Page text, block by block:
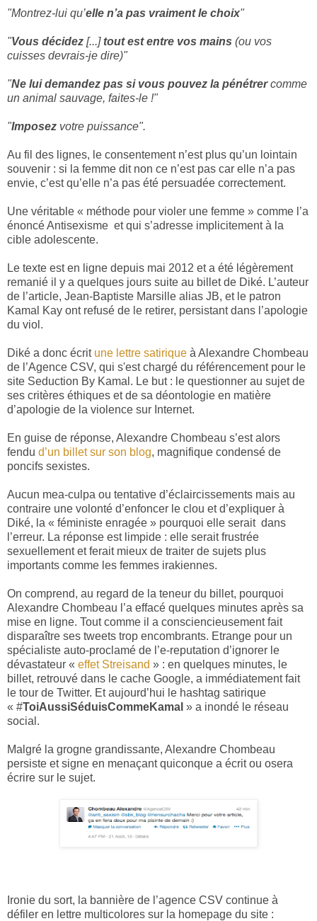
"Montrez-lui qu’elle n’a pas vraiment le choix"
"Vous décidez [...]tout est entre vos mains (ou vos
cuisses devrais-je dire)"
"Ne lui demandez pas si vous pouvez la pénétrercomme
un animal sauvage, faites-le !"
"Imposez votre puissance".
Au fil des lignes, le consentement n’est plus qu’un lointain
souvenir : si la femme dit non ce n’est pas car elle n’a pas
envie, c’est qu’elle n’a pas été persuadée correctement.
Une véritable « méthode pour violer une femme » comme l’a
énoncé Antisexisme et qui s’adresse implicitement à la
cible adolescente.
Le texte est en ligne depuis mai 2012 et a été légèrement
remanié il y a quelques jours suite au billet de Diké. L’auteur
de l’article, Jean-Baptiste Marsille alias JB, et le patron
Kamal Kay ont refusé de le retirer, persistant dans l’apologie
du viol.
Diké a donc écrit une lettre satirique à Alexandre Chombeau
de l’Agence CSV, qui s'est chargé du référencement pour le
site Seduction By Kamal. Le but : le questionner au sujet de
ses critères éthiques et de sa déontologie en matière
d’apologie de la violence sur Internet.
En guise de réponse, Alexandre Chombeau s’est alors
fendu d’un billet sur son blog, magnifique condensé de
poncifs sexistes.
Aucun mea-culpa ou tentative d’éclaircissements mais au
contraire une volonté d’enfoncer le clou et d’expliquer à
Diké, la « féministe enragée » pourquoi elle serait dans
l’erreur. La réponse est limpide : elle serait frustrée
sexuellement et ferait mieux de traiter de sujets plus
importants comme les femmes irakiennes.
On comprend, au regard de la teneur du billet, pourquoi
Alexandre Chombeau l’a effacé quelques minutes après sa
mise en ligne. Tout comme il a consciencieusement fait
disparaître ses tweets trop encombrants. Etrange pour un
spécialiste auto-proclamé de l’e-reputation d’ignorer le
dévastateur « effet Streisand » : en quelques minutes, le
billet, retrouvé dans le cache Google, a immédiatement fait
le tour de Twitter. Et aujourd’hui le hashtag satirique
« ‪#ToiAussiSéduisCommeKamal » a inondé le réseau
social.
Malgré la grogne grandissante, Alexandre Chombeau
persiste et signe en menaçant quiconque a écrit ou osera
écrire sur le sujet.
Ironie du sort, la bannière de l’agence CSV continue à
défiler en lettre multicolores sur la homepage du site :